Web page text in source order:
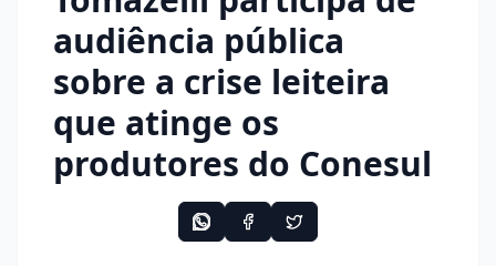
audiência pública
sobre a crise leiteira
que atinge os
produtores do Conesul